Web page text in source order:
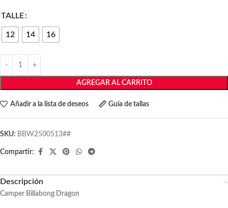
TALLE
12 14 16
AGREGAR AL CARRITO
Añadir a la lista de deseos Guía de tallas
SKU: BBW2500513##
Compartir:
Descripción
Camper Billabong Dragon